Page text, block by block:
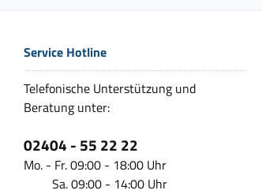
Service Hotline
Telefonische Unterstützung und
Beratung unter:
02404 - 55 22 22
Mo. - Fr. 09:00 - 18:00 Uhr
Sa. 09:00 - 14:00 Uhr